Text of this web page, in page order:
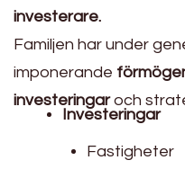
investerare.
Familjen har under
imponerande
investeringaroch
Investeringar
Fastigheter